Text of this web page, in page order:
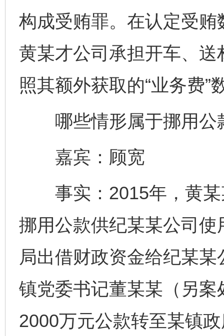
构成受贿罪。在认定受
黄某才公司承担开车、
照其额外获取的“业务费”
哪些情形属于挪用公
嘉宾：顾宽
事实：2015年，黄某
挪用公款供纪某某公司
局出借财政资金给纪某
镇党委书记董某某（另
2000万元公款转至某镇